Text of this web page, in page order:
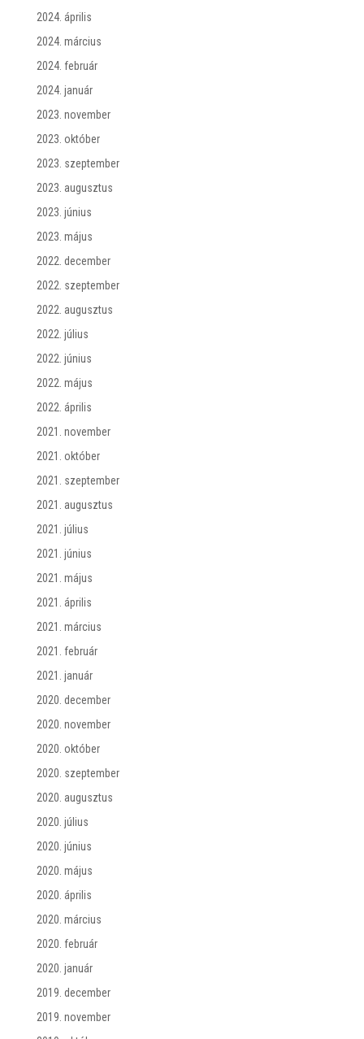
2024. április
2024. március
2024. február
2024. január
2023. november
2023. október
2023. szeptember
2023. augusztus
2023. június
2023. május
2022. december
2022. szeptember
2022. augusztus
2022. július
2022. június
2022. május
2022. április
2021. november
2021. október
2021. szeptember
2021. augusztus
2021. július
2021. június
2021. május
2021. április
2021. március
2021. február
2021. január
2020. december
2020. november
2020. október
2020. szeptember
2020. augusztus
2020. július
2020. június
2020. május
2020. április
2020. március
2020. február
2020. január
2019. december
2019. november